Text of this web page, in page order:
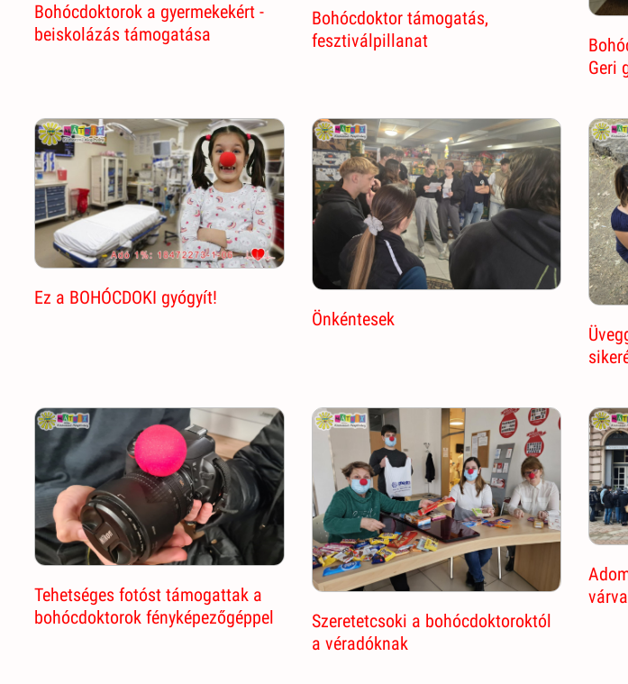
Bohócdoktorok a gyermekekért -
beiskolázás támogatása
Bohócdoktor támogatás,
fesztiválpillanat
Geri
Ez a BOHÓCDOKI gyógyít!
Önkéntesek
Tehetséges fotóst támogattak a
bohócdoktorok fényképezőgéppel
Szeretetcsoki a bohócdoktoroktól
a véradóknak
várva